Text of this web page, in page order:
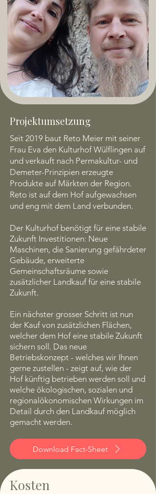
Projektumsetzung
Seit 2019 baut Reto Meier mit seiner
Frau Eva den Kulturhof Wülflingen auf
und verkauft nach Permakultur- und
Demeter-Prinzipien erzeugte
Produkte auf Märkten der Region.
Reto ist auf dem Hof aufgewachsen
und eng mit dem Land verbunden.
Der Kulturhof benötigt für eine stabile
Zukunft Investitionen: Neue
Maschinen, die Sanierung gefährdeter
Gebäude, erweiterte
Gemeinschaftsräume sowie
zusätzlicher Landkauf für eine stabile
Zukunft.
Ein nächster grosser Schritt ist nun
der Kauf von zusätzlichen Flächen,
welcher dem Hof eine stabile Zukunft
sichern soll. Das neue
Betriebskonzept - welches wir Ihnen
gerne zustellen - zeigt auf, wie der
Hof künftig betrieben werden soll und
welche ökologischen, sozialen und
regionalökonomischen Wirkungen im
Detail durch den Landkauf möglich
gemacht werden.
Download Fact-Sheet
Kosten